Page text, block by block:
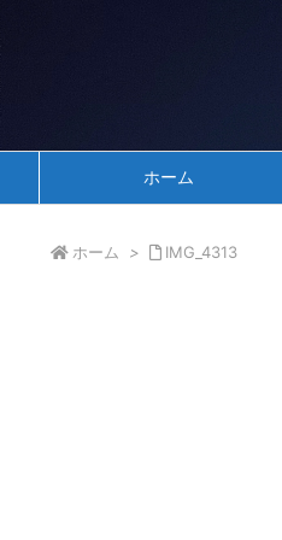
ホーム
ホーム > IMG_4313